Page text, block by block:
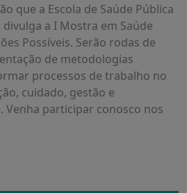
que a Escola de Saúde Pública
divulga a I Mostra em Saúde
Possíveis. Serão rodas de
de metodologias
processos de trabalho no
cuidado, gestão e
participar conosco nos